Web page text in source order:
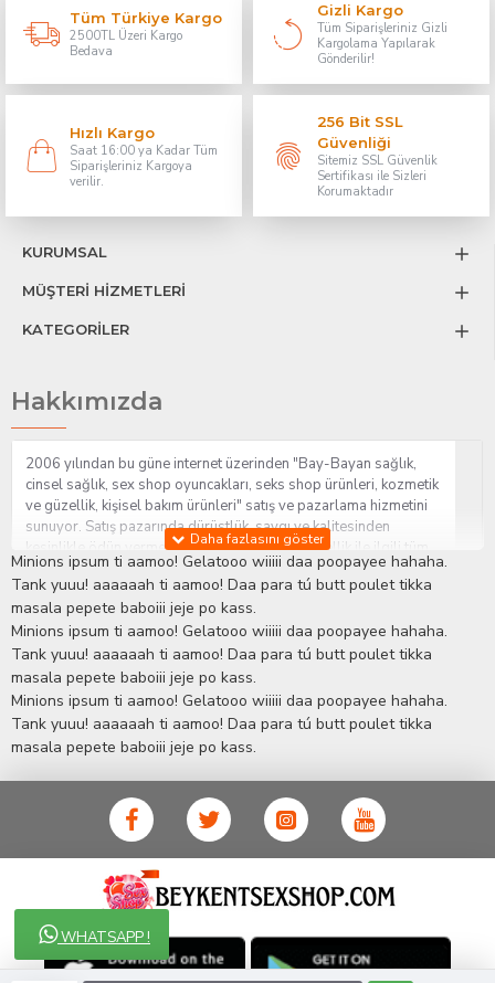
WHATSAPP !
Tüm Türkiye Kargo
2500TL Üzeri Kargo
Bedava
Gizli Kargo
Tüm Siparişleriniz Gizli
Kargolama Yapılarak
Gönderilir!
Hızlı Kargo
Saat 16:00 ya Kadar Tüm
Siparişleriniz Kargoya
verilir.
256 Bit SSL
Güvenliği
Sitemiz SSL Güvenlik
Sertifikası ile Sizleri
Korumaktadır
KURUMSAL
MÜŞTERİ HİZMETLERİ
KATEGORİLER
Hakkımızda
2006 yılından bu güne internet üzerinden "Bay-Bayan sağlık,
cinsel sağlık, sex shop oyuncakları, seks shop ürünleri, kozmetik
ve güzellik, kişisel bakım ürünleri" satış ve pazarlama hizmetini
sunuyor. Satış pazarında dürüstlük, saygı ve kalitesinden
kesinlikle ödün vermeden hizmet sağlık ve güzellik ile ilgili tüm
sorularınıza anında cevap verebilen Yetkin ve uzman kadrosu ile
ihtiyaçlarınızı en uygun fiyat ve taksit seçenekleriyle karşılıyor.
İstanbul beylikdüzü Erotik Shop sitemizde insan odaklı çalışma
stratejimiz ile müşterilerimizin yaşamlarında mutlu, sağlıklı ve
bakımlı olmaları için onlara sağlık ve güzellik danışmanlığı
sağlıyoruz.Sex ShopAlışveriş sitemiz Erotik Shop sektöründeki
gelişmeleri ve yenilikleri çok yakından takip etmesi, yaklaşık
5000'e yakın geniş ürün yelpazesi ile Türkiye'de bu sektörde
kendi alanımızda en geniş ürün gurubuna sahip ender
mağazalardan biri olması, müşteri memnuniyetini her zaman ön
planda tutan yaklaşımcı ve yenilikçi servislerin geliştirilmesi
konusundaki becerileri ile kendisine Cinsel Ürün hayatında lider
ve kalıcı bir yer edinmiştir.
Minions ipsum ti aamoo! Gelatooo wiiiii daa poopayee hahaha.
Tank yuuu! aaaaaah ti aamoo! Daa para tú butt poulet tikka
masala pepete baboiii jeje po kass.
Minions ipsum ti aamoo! Gelatooo wiiiii daa poopayee hahaha.
Tank yuuu! aaaaaah ti aamoo! Daa para tú butt poulet tikka
masala pepete baboiii jeje po kass.
Minions ipsum ti aamoo! Gelatooo wiiiii daa poopayee hahaha.
Tank yuuu! aaaaaah ti aamoo! Daa para tú butt poulet tikka
masala pepete baboiii jeje po kass.